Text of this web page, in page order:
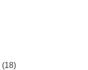
(18)